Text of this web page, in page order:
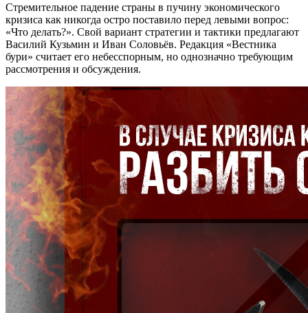
Стремительное падение страны в пучину экономического
кризиса как никогда остро поставило перед левыми вопрос:
«Что делать?». Свой вариант стратегии и тактики предлагают
Василий Кузьмин и Иван Соловьёв. Редакция «Вестника
бури» считает его небесспорным, но однозначно требующим
рассмотрения и обсуждения.